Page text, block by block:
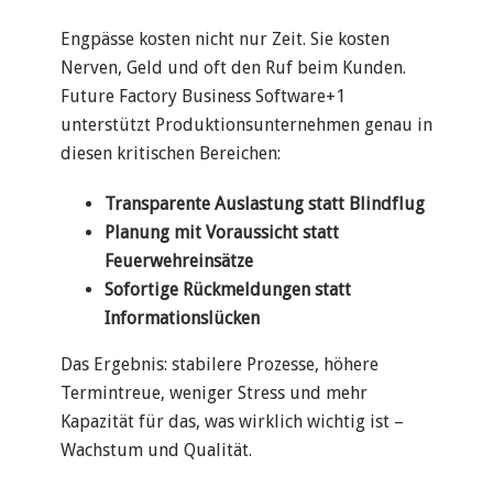
Engpässe kosten nicht nur Zeit. Sie kosten
Nerven, Geld und oft den Ruf beim Kunden.
Future Factory Business Software+1
unterstützt Produktionsunternehmen genau in
diesen kritischen Bereichen:
Transparente Auslastung statt Blindflug
Planung mit Voraussicht statt
Feuerwehreinsätze
Sofortige Rückmeldungen statt
Informationslücken
Das Ergebnis: stabilere Prozesse, höhere
Termintreue, weniger Stress und mehr
Kapazität für das, was wirklich wichtig ist –
Wachstum und Qualität.